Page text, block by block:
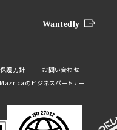
Wantedly
護方針
お問い合わせ
Mazricaのビジネスパートナー